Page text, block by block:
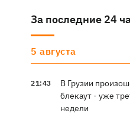
За последние 24
5 августа
21:43
В Грузии
блекаут - уже
недели